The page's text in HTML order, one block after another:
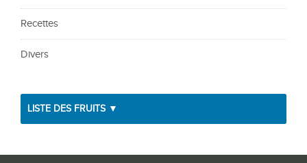
Recettes
Divers
LISTE DES FRUITS ▼